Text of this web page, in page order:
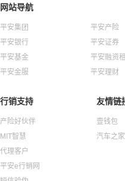
网站导航
平安集团 平安产险
平安银行
平安证券
平安基金
平安融资
平安金服
平安理财
行销支持
产险好伙伴
MIT智慧
代理客户
平安e行销网
友情链
壹钱包
汽车之家